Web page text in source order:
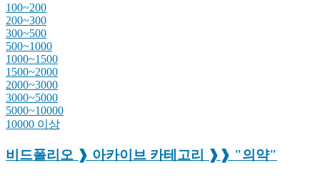
100~200
200~300
300~500
500~1000
1000~1500
1500~2000
2000~3000
3000~5000
5000~10000
10000 이상
비드폴리오 ❱ 아카이브 카테고리 ❱❱ "의약"